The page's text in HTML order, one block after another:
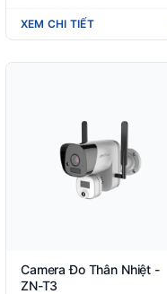
XEM CHI TIẾT
Camera Đo Thân Nhiệt -
ZN-T3